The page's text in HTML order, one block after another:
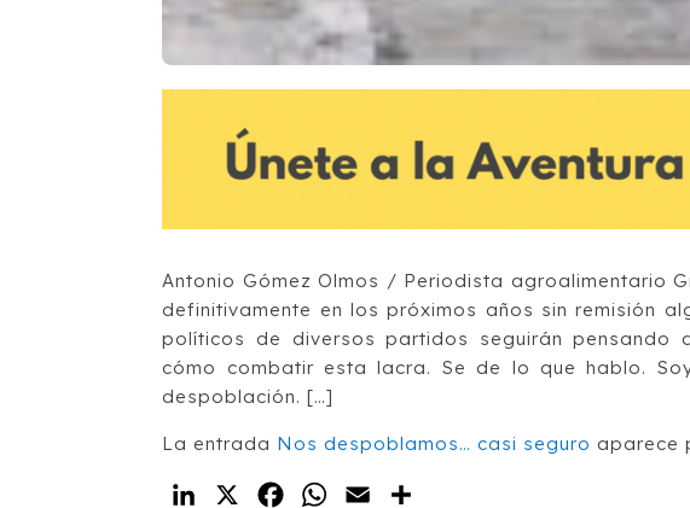
Antonio Gómez Olmos / Periodista agroalimentario
definitivamente en los próximos años sin remisión
políticos de diversos partidos seguirán pensando
cómo combatir esta lacra. Se de lo que hablo.
despoblación. […]
La entrada Nos despoblamos… casi seguro aparece
LinkedIn
X FacebookWhatsApp
Email